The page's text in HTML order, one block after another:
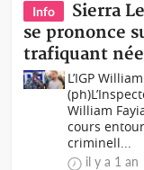
Info
Sierra
se prononce
trafiquant
L’IGP
William
cours
criminell...
il y a 1 an